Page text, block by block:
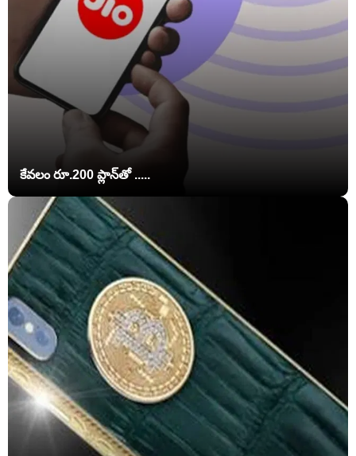
కేవలం రూ.200 ప్లాన్‌తో .....